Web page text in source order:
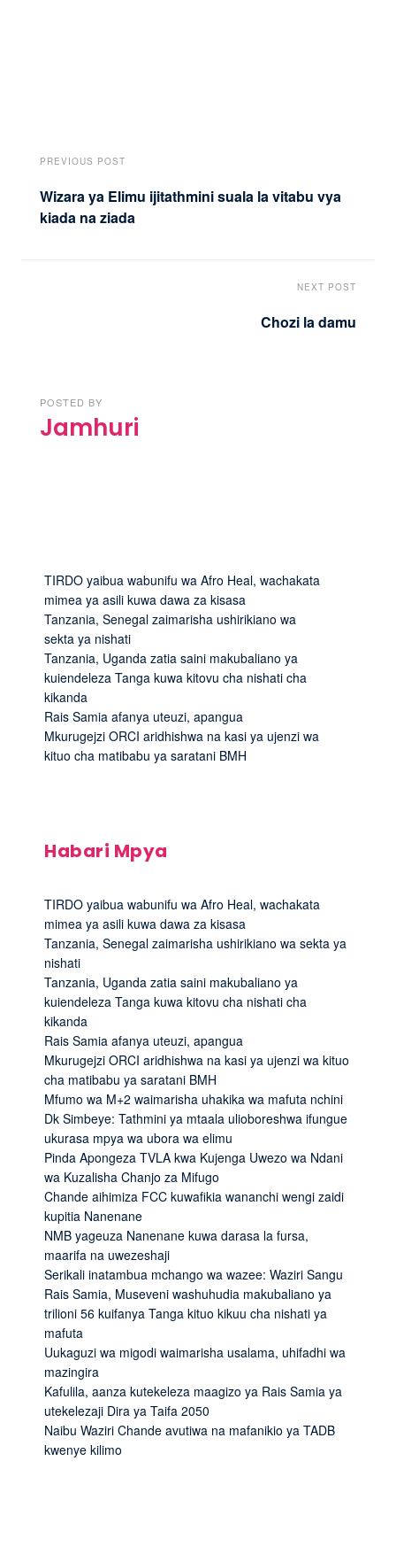
PREVIOUS POST
Wizara ya Elimu ijitathmini suala la vitabu vya
kiada na ziada
NEXT POST
Chozi la damu
POSTED BY
Jamhuri
TIRDO yaibua wabunifu wa Afro Heal, wachakata
mimea ya asili kuwa dawa za kisasa
Tanzania, Senegal zaimarisha ushirikiano wa
sekta ya nishati
Tanzania, Uganda zatia saini makubaliano ya
kuiendeleza Tanga kuwa kitovu cha nishati cha
kikanda
Rais Samia afanya uteuzi, apangua
Mkurugejzi ORCI aridhishwa na kasi ya ujenzi wa
kituo cha matibabu ya saratani BMH
Habari Mpya
TIRDO yaibua wabunifu wa Afro Heal, wachakata
mimea ya asili kuwa dawa za kisasa
Tanzania, Senegal zaimarisha ushirikiano wa sekta ya
nishati
Tanzania, Uganda zatia saini makubaliano ya
kuiendeleza Tanga kuwa kitovu cha nishati cha
kikanda
Rais Samia afanya uteuzi, apangua
Mkurugejzi ORCI aridhishwa na kasi ya ujenzi wa kituo
cha matibabu ya saratani BMH
Mfumo wa M+2 waimarisha uhakika wa mafuta nchini
Dk Simbeye: Tathmini ya mtaala ulioboreshwa ifungue
ukurasa mpya wa ubora wa elimu
Pinda Apongeza TVLA kwa Kujenga Uwezo wa Ndani
wa Kuzalisha Chanjo za Mifugo
Chande aihimiza FCC kuwafikia wananchi wengi zaidi
kupitia Nanenane
NMB yageuza Nanenane kuwa darasa la fursa,
maarifa na uwezeshaji
Serikali inatambua mchango wa wazee: Waziri Sangu
Rais Samia, Museveni washuhudia makubaliano ya
trilioni 56 kuifanya Tanga kituo kikuu cha nishati ya
mafuta
Uukaguzi wa migodi waimarisha usalama, uhifadhi wa
mazingira
Kafulila, aanza kutekeleza maagizo ya Rais Samia ya
utekelezaji Dira ya Taifa 2050
Naibu Waziri Chande avutiwa na mafanikio ya TADB
kwenye kilimo